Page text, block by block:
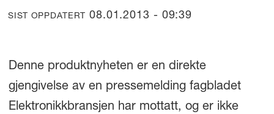
SIST OPPDATERT 08.01.2013 - 09:39
Denne produktnyheten er en direkte
gjengivelse av en pressemelding fagbladet
Elektronikkbransjen har mottatt, og er ikke